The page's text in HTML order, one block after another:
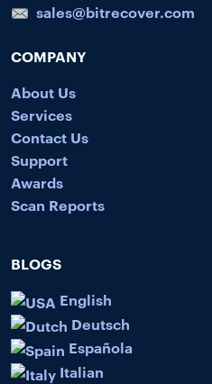
sales@bitrecover.com
COMPANY
About Us
Services
Contact Us
Support
Awards
Scan Reports
BLOGS
English
Deutsch
Española
Italian